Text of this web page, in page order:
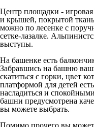
Центр площадки -
и крышей, покрытой
можно по лесенке с
сетке-лазалке.
выступы.
На башенке есть
Забравшись на башню
скатиться с горки, цвет
платформой для детей
насладиться и
башни предусмотрена
вы можете выбрать.
Помимо прочего вы